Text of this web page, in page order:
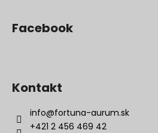
Facebook
Kontakt
info@fortuna-aurum.sk
+421 2 456 469 42